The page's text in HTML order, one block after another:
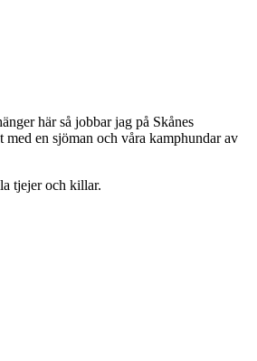
här så jobbar jag på Skånes
en sjöman och våra kamphundar av
tjejer och killar.